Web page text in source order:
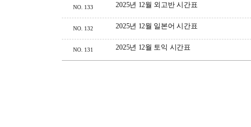
NO. 133 2025년 12월 외고반 시간표
NO. 132 2025년 12월 일본어 시간표
NO. 131 2025년 12월 토익 시간표